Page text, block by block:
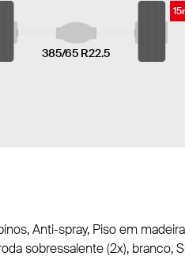
385/65 R22.5
Anti-spray, Piso em
sobressalente (2x), branco,